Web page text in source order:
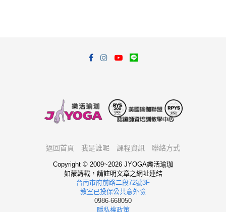
返回首頁 我是誰呢 課程資訊 聯絡方式
Copyright © 2009~2026 JYOGA樂活瑜珈
如蒙轉載，請註明文章之網址連結
台南市府前路二段72號3F
教室已投保公共意外險
0986-668050
隱私權政策